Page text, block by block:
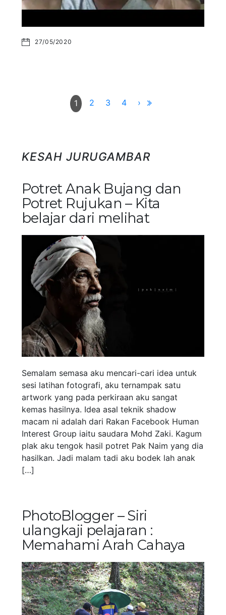
27/05/2020
1 2 3 4 ›
KESAH JURUGAMBAR
Potret Anak Bujang dan
Potret Rujukan – Kita
belajar dari melihat
Semalam semasa aku mencari-cari idea untuk
sesi latihan fotografi, aku ternampak satu
artwork yang pada perkiraan aku sangat
kemas hasilnya. Idea asal teknik shadow
macam ni adalah dari Rakan Facebook Human
Interest Group iaitu saudara Mohd Zaki. Kagum
plak aku tengok hasil potret Pak Naim yang dia
hasilkan. Jadi malam tadi aku bodek lah anak
[…]
PhotoBlogger – Siri
ulangkaji pelajaran :
Memahami Arah Cahaya